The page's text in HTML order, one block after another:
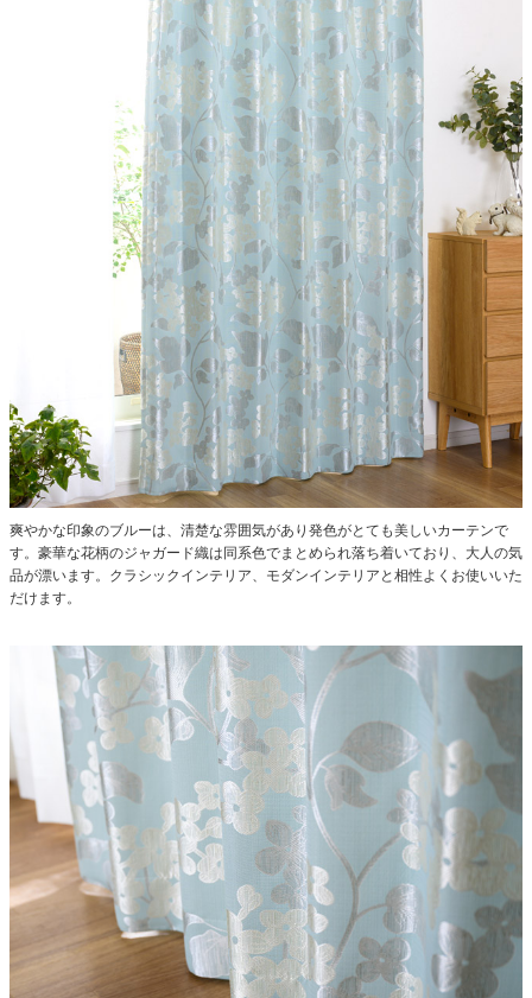
爽やかな印象のブルーは、清楚な雰囲気があり発色がとても美しいカーテンで
す。豪華な花柄のジャガード織は同系色でまとめられ落ち着いており、大人の気
品が漂います。クラシックインテリア、モダンインテリアと相性よくお使いいた
だけます。